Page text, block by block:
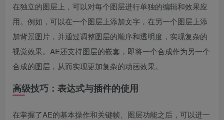
在独立的图层上，可以对每个图层进行单独的编辑和效果应
用。例如，可以在一个图层上添加文字，在另一个图层上添
加背景图片，并通过调整图层的顺序和透明度，实现复杂的
视觉效果。AE还支持图层的嵌套，即将一个合成作为另一个
合成的图层，从而实现更加复杂的动画效果。
高级技巧：表达式与插件的使用
在掌握了AE的基本操作和关键帧、图层功能之后，可以进一